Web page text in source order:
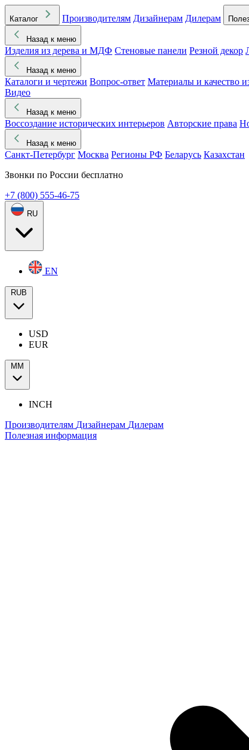
Каталог Производителям Дизайнерам Дилерам
Назад к меню
Изделия из дерева и МДФ Стеновые панели Резной декор
Назад к меню
Каталоги и чертежи Вопрос-ответ Материалы и качество
Видео
Назад к меню
Воссоздание исторических интерьеров Авторские права
Назад к меню
Санкт-Петербург Москва Регионы РФ Беларусь Казахстан
Звонки по России бесплатно
+7 (800) 555-46-75
RU
EN
RUB
USD
EUR
ММ
INCH
Производителям Дизайнерам Дилерам
Полезная информация